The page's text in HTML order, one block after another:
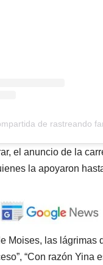
de rastreando
el anuncio de la
la apoyaron
Moises, las
“Con razón Yina